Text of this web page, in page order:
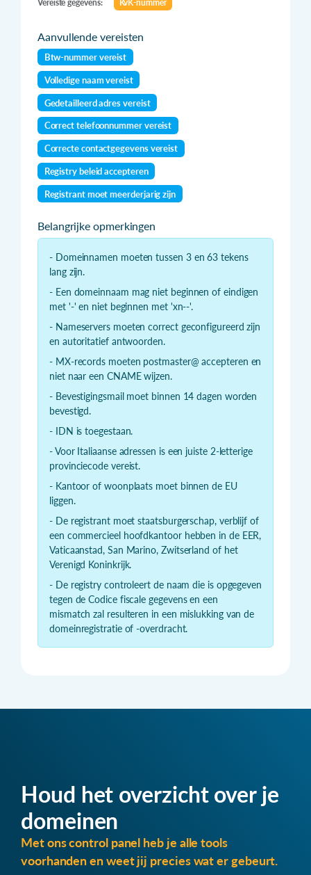
Vereiste gegevens: KvK-nummer
Aanvullende vereisten
Btw-nummer vereist
Volledige naam vereist
Gedetailleerd adres vereist
Correct telefoonnummer vereist
Correcte contactgegevens vereist
Registry beleid accepteren
Registrant moet meerderjarig zijn
Belangrijke opmerkingen
- Domeinnamen moeten tussen 3 en 63 tekens
lang zijn.
- Een domeinnaam mag niet beginnen of eindigen
met '-' en niet beginnen met 'xn--'.
- Nameservers moeten correct geconfigureerd zijn
en autoritatief antwoorden.
- MX-records moeten postmaster@ accepteren en
niet naar een CNAME wijzen.
- Bevestigingsmail moet binnen 14 dagen worden
bevestigd.
- IDN is toegestaan.
- Voor Italiaanse adressen is een juiste 2-letterige
provinciecode vereist.
- Kantoor of woonplaats moet binnen de EU
liggen.
- De registrant moet staatsburgerschap, verblijf of
een commercieel hoofdkantoor hebben in de EER,
Vaticaanstad, San Marino, Zwitserland of het
Verenigd Koninkrijk.
- De registry controleert de naam die is opgegeven
tegen de Codice fiscale gegevens en een
mismatch zal resulteren in een mislukking van de
domeinregistratie of -overdracht.
Houd het overzicht over je
domeinen
Met ons control panel heb je alle tools
voorhanden en weet jij precies wat er gebeurt.